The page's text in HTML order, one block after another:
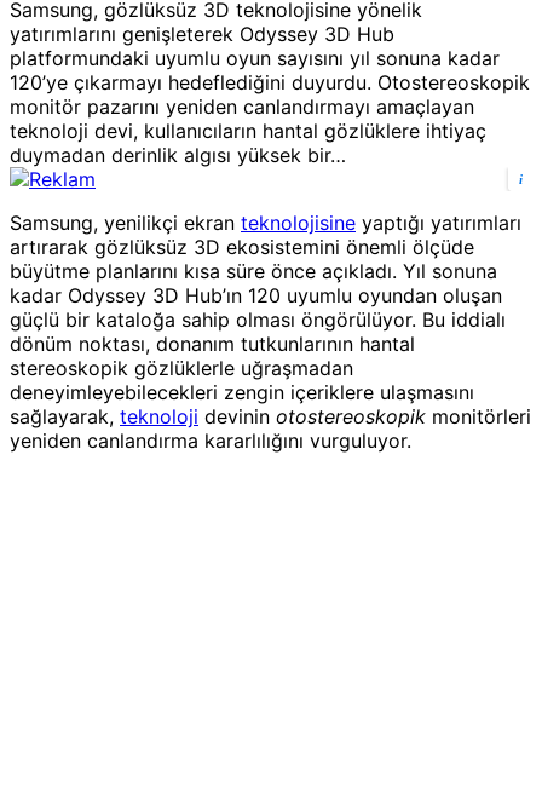
Samsung, gözlüksüz 3D teknolojisine yönelik
yatırımlarını genişleterek Odyssey 3D Hub
platformundaki uyumlu oyun sayısını yıl sonuna kadar
120’ye çıkarmayı hedeflediğini duyurdu. Otostereoskopik
monitör pazarını yeniden canlandırmayı amaçlayan
teknoloji devi, kullanıcıların hantal gözlüklere ihtiyaç
duymadan derinlik algısı yüksek bir…
i
Samsung, yenilikçi ekran teknolojisine yaptığı yatırımları
artırarak gözlüksüz 3D ekosistemini önemli ölçüde
büyütme planlarını kısa süre önce açıkladı. Yıl sonuna
kadar Odyssey 3D Hub’ın 120 uyumlu oyundan oluşan
güçlü bir kataloğa sahip olması öngörülüyor. Bu iddialı
dönüm noktası, donanım tutkunlarının hantal
stereoskopik gözlüklerle uğraşmadan
deneyimleyebilecekleri zengin içeriklere ulaşmasını
sağlayarak, teknoloji devinin otostereoskopik monitörleri
yeniden canlandırma kararlılığını vurguluyor.